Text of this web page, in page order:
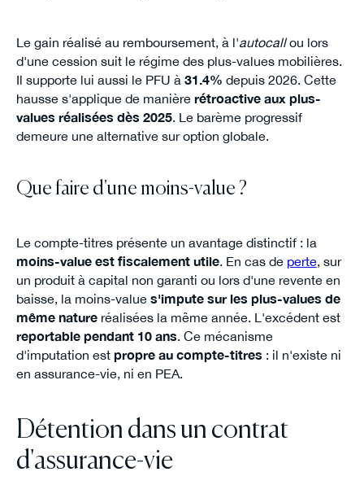
Le gain réalisé au remboursement, à l'autocallou lors
d'une cession suit le régime des plus-values mobilières.
Il supporte lui aussi le PFU à 31.4% depuis 2026. Cette
hausse s'applique de manière rétroactive aux plus-
values réalisées dès 2025. Le barème progressif
demeure une alternative sur option globale.
Que faire d'une moins-value ?
Le compte-titres présente un avantage distinctif : la
moins-value est fiscalement utile. En cas de perte, sur
un produit à capital non garanti ou lors d'une revente en
baisse, la moins-value s'impute sur les plus-values de
même natureréalisées la même année. L'excédent est
reportable pendant 10 ans. Ce mécanisme
d'imputation est propre au compte-titres : il n'existe ni
en assurance-vie, ni en PEA.
Détention dans un contrat
d'assurance-vie